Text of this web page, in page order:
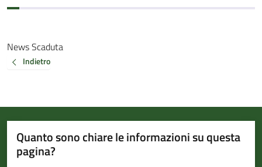
News Scaduta
Indietro
Quanto sono chiare le informazioni su questa
pagina?